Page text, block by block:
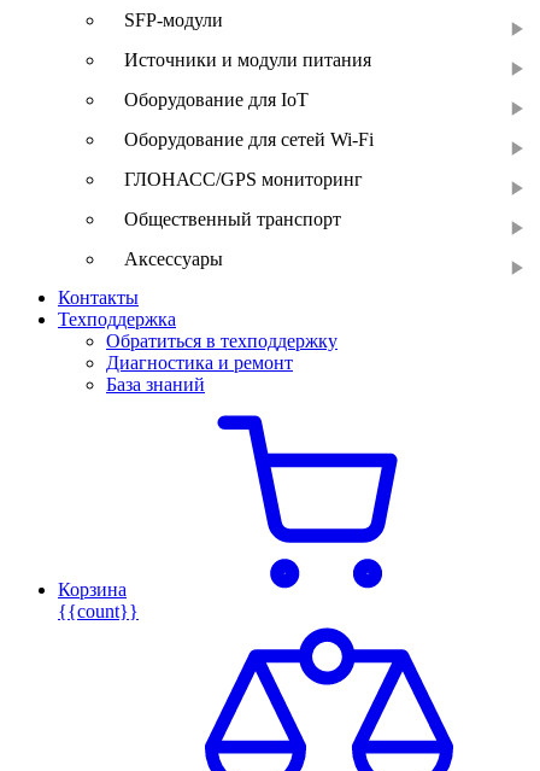
SFP-модули
Источники и модули питания
Оборудование для IoT
Оборудование для сетей Wi-Fi
ГЛОНАСС/GPS мониторинг
Общественный транспорт
Аксессуары
Контакты
Техподдержка
Обратиться в техподдержку
Диагностика и ремонт
База знаний
Корзина
{{count}}